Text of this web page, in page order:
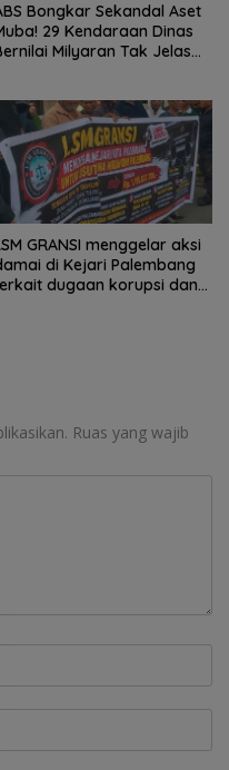
Bongkar Sekandal Aset
29 Kendaraan Dinas
Milyaran Tak Jelas
GRANSI menggelar aksi
di Kejari Palembang
dugaan korupsi dana
Ruas yang wajib